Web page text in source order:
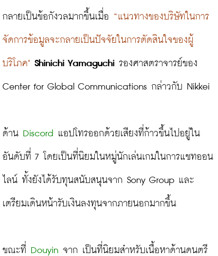
กลายเป็นข้อกังวลมากขึ้นเมื่อ “แนวทางของบริษัทในการ
จัดการข้อมูลจะกลายเป็นปัจจัยในการตัดสินใจของผู้
บริโภค" Shinichi Yamaguchi รองศาสตราจารย์ของ
Center for Global Communications กล่าวกับ Nikkei
ด้าน Discord แอปโทรออกด้วยเสียงที่ก้าวขึ้นไปอยู่ใน
อันดับที่ 7 โดยเป็นที่นิยมในหมู่นักเล่นเกมในการแชทออน
ไลน์ ทั้งยังได้รับทุนสนับสนุนจาก Sony Group และ
เตรียมเดินหน้ารับเงินลงทุนจากภายนอกมากขึ้น
ขณะที่ Douyin จาก เป็นที่นิยมสำหรับเนื้อหาด้านดนตรี